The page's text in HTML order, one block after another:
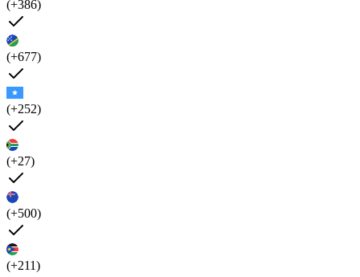
(+386)
(+677)
(+252)
(+27)
(+500)
(+211)